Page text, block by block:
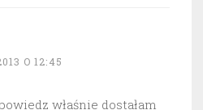
O 12:45
właśnie dostałam